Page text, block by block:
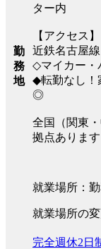
勤
務
地
ター内
【アクセス】
近鉄名古屋
◇マイカー・
◆転勤なし！
◎
全国（関東
拠点あります
就業場所：
就業場所の
完全週休2日